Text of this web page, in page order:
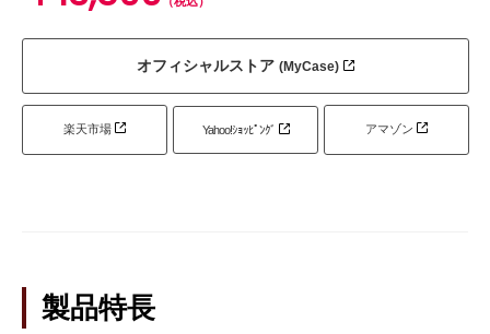
オフィシャルストア (MyCase)
楽天市場 Yahoo!ｼｮｯﾋﾟﾝｸﾞ アマゾン
製品特長